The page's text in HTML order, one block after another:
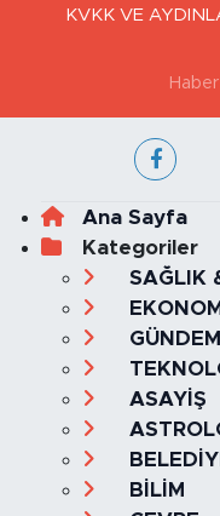
KVKK VE
Haber
Ana Sayfa
Kategoriler
SAĞLIK
EKONOMİ
GÜNDEM
ASAYİŞ
BİLİM